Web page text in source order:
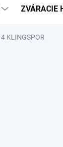
ZVÁRACIE
KLINGSPOR